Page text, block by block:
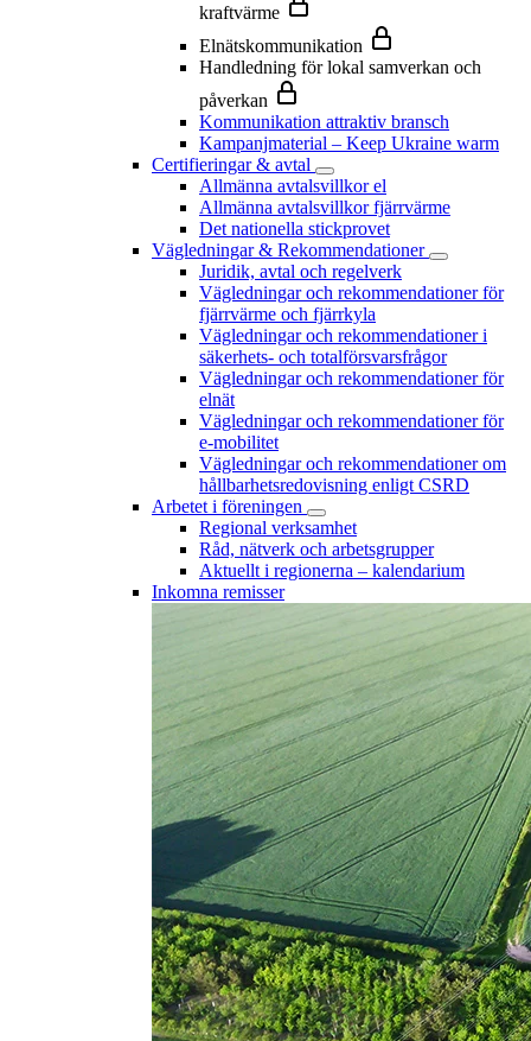
kraftvärme
Elnätskommunikation
Handledning för lokal samverkan och
påverkan
Kommunikation attraktiv bransch
Kampanjmaterial – Keep Ukraine warm
Certifieringar & avtal
Allmänna avtalsvillkor el
Allmänna avtalsvillkor fjärrvärme
Det nationella stickprovet
Vägledningar & Rekommendationer
Juridik, avtal och regelverk
Vägledningar och rekommendationer för
fjärrvärme och fjärrkyla
Vägledningar och rekommendationer i
säkerhets- och totalförsvarsfrågor
Vägledningar och rekommendationer för
elnät
Vägledningar och rekommendationer för
e-mobilitet
Vägledningar och rekommendationer om
hållbarhetsredovisning enligt CSRD
Arbetet i föreningen
Regional verksamhet
Råd, nätverk och arbetsgrupper
Aktuellt i regionerna – kalendarium
Inkomna remisser